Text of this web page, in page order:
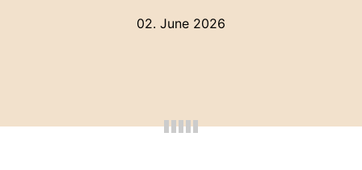
02. June 2026